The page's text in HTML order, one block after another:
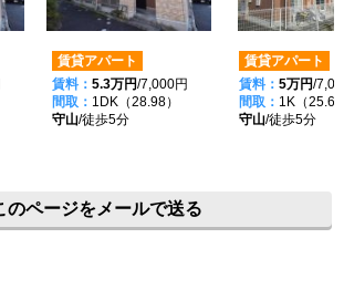
賃貸アパート
賃料： 5.3万円/7,000円
間取： 1DK（28.98）
守山/徒歩5分
賃貸アパート
賃料： 5万円/
間取： 1K（
守山/徒歩5分
のページをメールで送る